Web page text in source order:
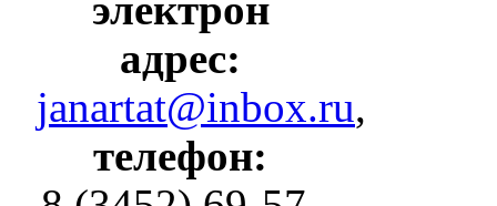
электрон
адрес:
janartat@inbox.ru,
телефон: